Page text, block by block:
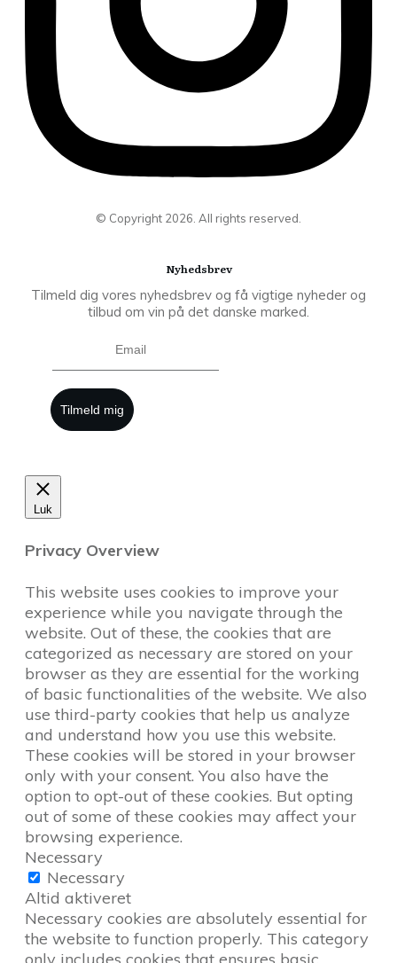
© Copyright 2026 . All rights reserved.
Nyhedsbrev
Tilmeld dig vores nyhedsbrev og få vigtige nyheder og
tilbud om vin på det danske marked.
Tilmeld mig
Luk
Privacy Overview
This website uses cookies to improve your
experience while you navigate through the
website. Out of these, the cookies that are
categorized as necessary are stored on your
browser as they are essential for the working
of basic functionalities of the website. We also
use third-party cookies that help us analyze
and understand how you use this website.
These cookies will be stored in your browser
only with your consent. You also have the
option to opt-out of these cookies. But opting
out of some of these cookies may affect your
browsing experience.
Necessary
Necessary
Altid aktiveret
Necessary cookies are absolutely essential for
the website to function properly. This category